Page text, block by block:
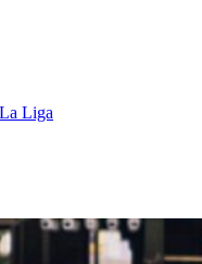
La Liga